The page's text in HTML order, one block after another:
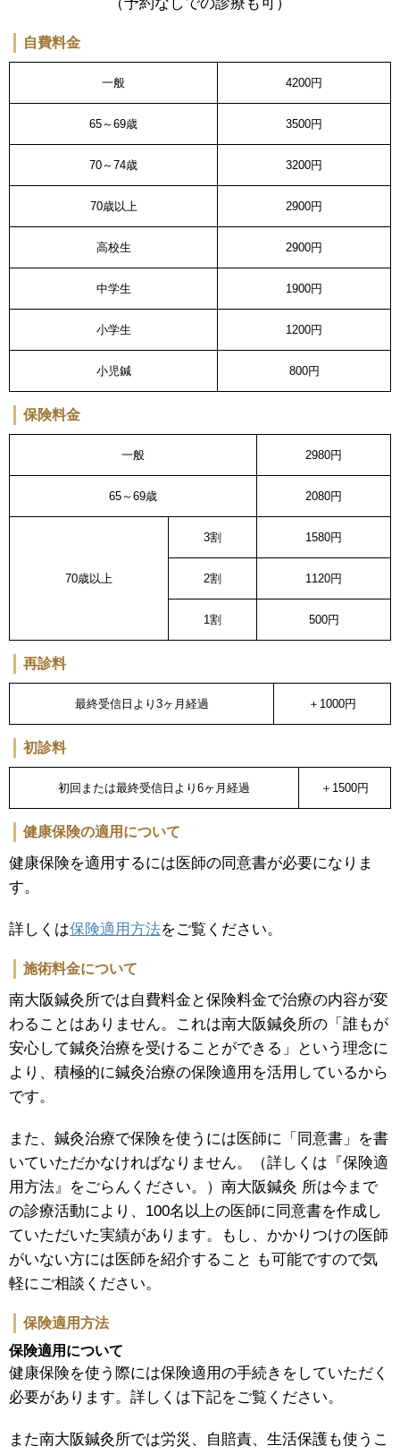
自費料金
一般 4200円
65～69歳 3500円
70～74歳 3200円
70歳以上 2900円
高校生 2900円
中学生 1900円
小学生 1200円
小児鍼 800円
保険料金
一般 2980円
65～69歳 2080円
70歳以上
3割 1580円
2割 1120円
1割 500円
再診料
最終受信日より3ヶ月経過 ＋1000円
初診料
初回または最終受信日より6ヶ月経過 ＋1500円
健康保険の適用について
健康保険を適用するには医師の同意書が必要になりま
す。
詳しくは保険適用方法をご覧ください。
施術料金について
南大阪鍼灸所では自費料金と保険料金で治療の内容が変
わることはありません。これは南大阪鍼灸所の「誰もが
安心して鍼灸治療を受けることができる」という理念に
より、積極的に鍼灸治療の保険適用を活用しているから
です。
また、鍼灸治療で保険を使うには医師に「同意書」を書
いていただかなければなりません。（詳しくは『保険適
用方法』をごらんください。）南大阪鍼灸 所は今まで
の診療活動により、100名以上の医師に同意書を作成し
ていただいた実績があります。もし、かかりつけの医師
がいない方には医師を紹介すること も可能ですので気
軽にご相談ください。
保険適用方法
保険適用について
健康保険を使う際には保険適用の手続きをしていただく
必要があります。詳しくは下記をご覧ください。
また南大阪鍼灸所では労災、自賠責、生活保護も使うこ